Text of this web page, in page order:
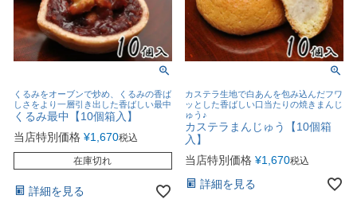
くるみをオーブンで炒め、くるみの香ば
しさをより一層引き出した香ばしい最中
くるみ最中【10個箱入】
当店特別価格 ¥1,670税込
在庫切れ
詳細を見る
カステラ生地で白あんを包み込んだフワ
ッとした香ばしい口当たりの焼きまんじ
ゅう♪
カステラまんじゅう【10個箱
入】
当店特別価格 ¥1,670税込
詳細を見る